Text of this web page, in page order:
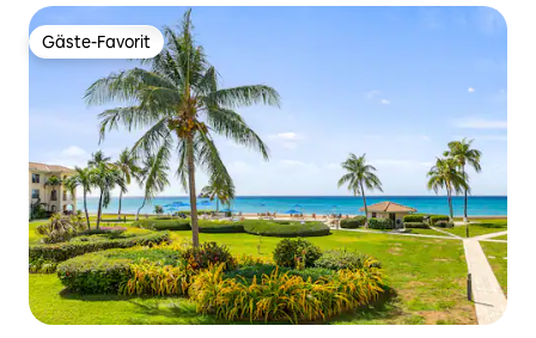
Gäste-Favorit
Gäste-Favorit